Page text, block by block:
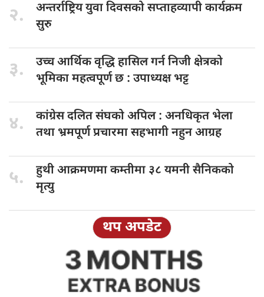
२. अन्तर्राष्ट्रिय युवादिवसको सप्ताहव्यापी कार्यक्रम
सुरु
३. उच्च आर्थिकवृद्धि हासिल गर्न निजी क्षेत्रको
भूमिका महत्वपूर्ण छ : उपाध्यक्ष भट्ट
४. कांग्रेस दलितसंघको अपिल : अनधिकृत भेला
तथा भ्रमपूर्ण प्रचारमा सहभागी नहुन आग्रह
५. हुथी आक्रमणमाकम्तीमा ३८ यमनी सैनिकको
मृत्यु
थप अपडेट